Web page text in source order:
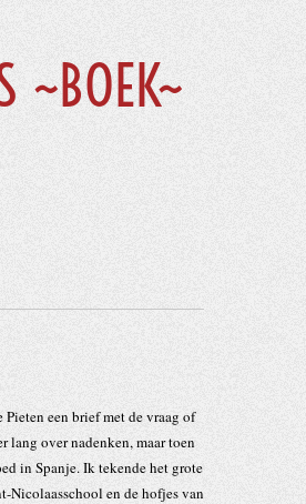
~BOEK~
Pieten een brief met de vraag of
lang over nadenken, maar toen
in Spanje. Ik tekende het grote
Nicolaasschool en de hofjes van